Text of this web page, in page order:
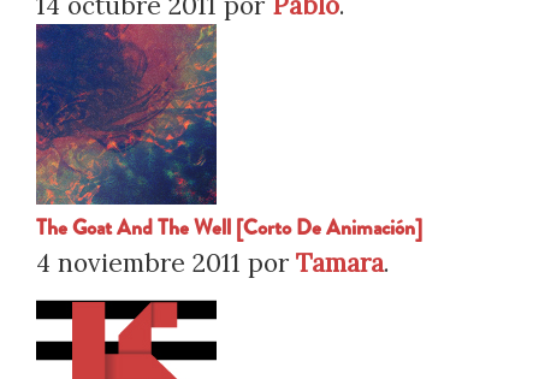
The Goat And The Well [Corto De Animación]
4 noviembre 2011 por Tamara.